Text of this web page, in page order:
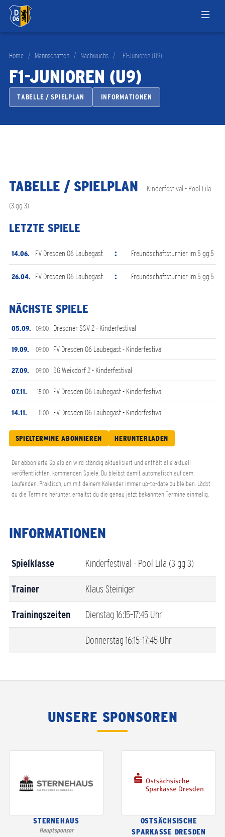
Home / Mannschaften / Nachwuchs / F1-Junioren (U9)
F1-JUNIOREN (U9)
TABELLE / SPIELPLAN INFORMATIONEN
TABELLE / SPIELPLAN
Kinderfestival - Pool Lila
(3 gg 3)
LETZTE SPIELE
14.06. FV Dresden 06 Laubegast : Freundschaftsturnier im 5 gg.5
26.04. FV Dresden 06 Laubegast : Freundschaftsturnier im 5 gg.5
NÄCHSTE SPIELE
05.09. 09:00 Dresdner SSV 2 - Kinderfestival
19.09. 09:00 FV Dresden 06 Laubegast - Kinderfestival
27.09. 09:00 SG Weixdorf 2 - Kinderfestival
07.11. 15:00 FV Dresden 06 Laubegast - Kinderfestival
14.11. 11:00 FV Dresden 06 Laubegast - Kinderfestival
SPIELTERMINE ABONNIEREN HERUNTERLADEN
Der abbonierte Spielplan wird ständig aktualisiert und enthält alle aktuell
veröffentlichten, kommenden Spiele. Du bleibst damit automatisch auf dem
Laufenden. Praktisch, um mit deinem Kalender immer up-to-date zu bleiben. Lädst
du die Termine herunter, erhältst du die genau jetzt bekannten Termine einmalig.
INFORMATIONEN
Spielklasse Kinderfestival - Pool Lila (3 gg 3)
Trainer Klaus Steiniger
Trainingszeiten Dienstag 16:15–17:45 Uhr
Donnerstag 16:15–17:45 Uhr
UNSERE SPONSOREN
STERNEHAUS
Hauptsponsor
OSTSÄCHSISCHE
SPARKASSE DRESDEN